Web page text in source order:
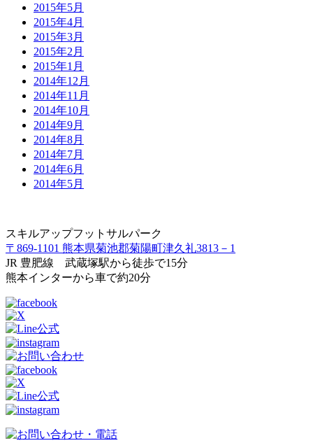
2015年5月
2015年4月
2015年3月
2015年2月
2015年1月
2014年12月
2014年11月
2014年10月
2014年9月
2014年8月
2014年7月
2014年6月
2014年5月
スキルアップフットサルパーク
〒869-1101 熊本県菊池郡菊陽町津久礼3813－1
JR 豊肥線 武蔵塚駅から徒歩で15分
熊本インターから車で約20分